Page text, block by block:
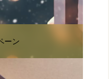
ーン